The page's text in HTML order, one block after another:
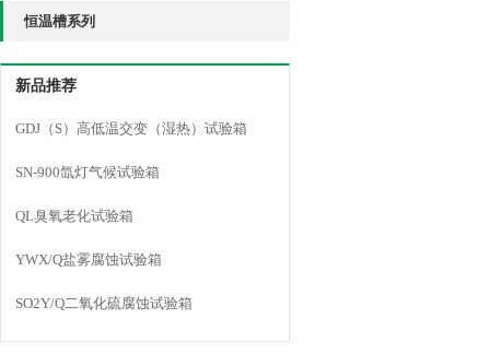
恒温槽系列
新品推荐
GDJ（S）高低温交变（湿热）试验箱
SN-900氙灯气候试验箱
QL臭氧老化试验箱
YWX/Q盐雾腐蚀试验箱
SO2Y/Q二氧化硫腐蚀试验箱